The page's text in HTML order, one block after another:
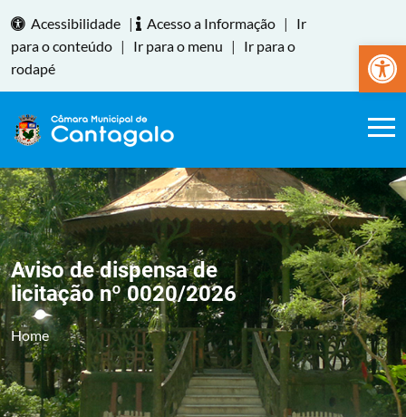
Abrir
Acessibilidade | Acesso a Informação |
Ir
para o conteúdo | Ir para o menu |
Ir para o
rodapé
Aviso de dispensa de
licitação nº 0020/2026
Home